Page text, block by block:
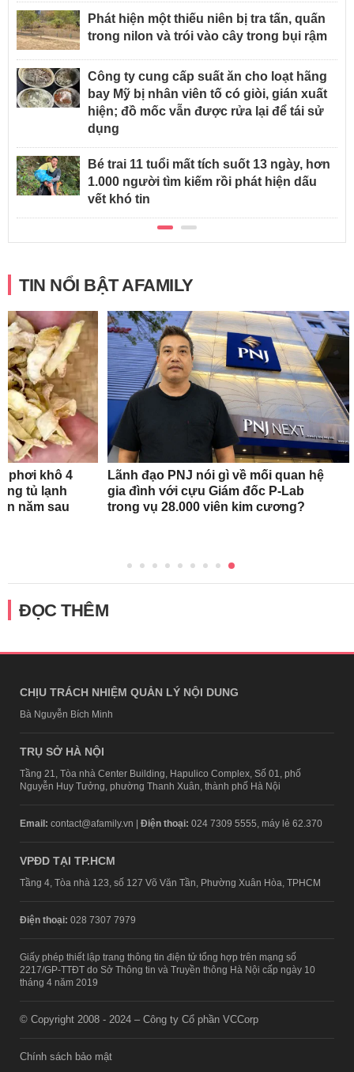
Phát hiện một thiếu niên bị tra tấn, quấn
trong nilon và trói vào cây trong bụi rậm
Công ty cung cấp suất ăn cho loạt hãng
bay Mỹ bị nhân viên tố có giòi, gián xuất
hiện; đồ mốc vẫn được rửa lại để tái sử
dụng
Bé trai 11 tuổi mất tích suốt 13 ngày, hơn
1.000 người tìm kiếm rồi phát hiện dấu
vết khó tin
TIN NỔI BẬT AFAMILY
phơi khô 4
tủ lạnh
năm sau
Lãnh đạo PNJ nói gì về mối quan hệ
gia đình với cựu Giám đốc P-Lab
trong vụ 28.000 viên kim cương?
ĐỌC THÊM
CHỊU TRÁCH NHIỆM QUẢN LÝ NỘI DUNG
Bà Nguyễn Bích Minh
TRỤ SỞ HÀ NỘI
Tầng 21, Tòa nhà Center Building, Hapulico Complex, Số 01, phố
Nguyễn Huy Tưởng, phường Thanh Xuân, thành phố Hà Nội
Email: contact@afamily.vn | Điện thoại: 024 7309 5555, máy lẻ 62.370
VPĐD TẠI TP.HCM
Tầng 4, Tòa nhà 123, số 127 Võ Văn Tần, Phường Xuân Hòa, TPHCM
Điện thoại: 028 7307 7979
Giấy phép thiết lập trang thông tin điện tử tổng hợp trên mạng số
2217/GP-TTĐT do Sở Thông tin và Truyền thông Hà Nội cấp ngày 10
tháng 4 năm 2019
© Copyright 2008 - 2024 – Công ty Cổ phần VCCorp
Chính sách bảo mật